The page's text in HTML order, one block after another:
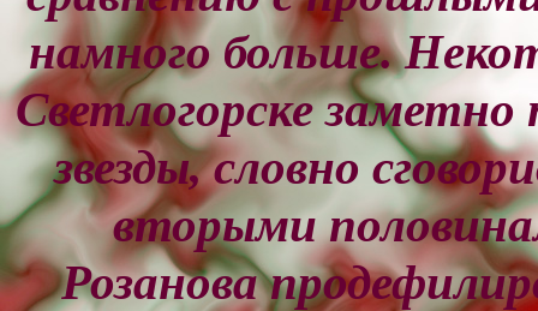
намного больше.
Светлогорске
звезды, словно
вторыми
Розанова